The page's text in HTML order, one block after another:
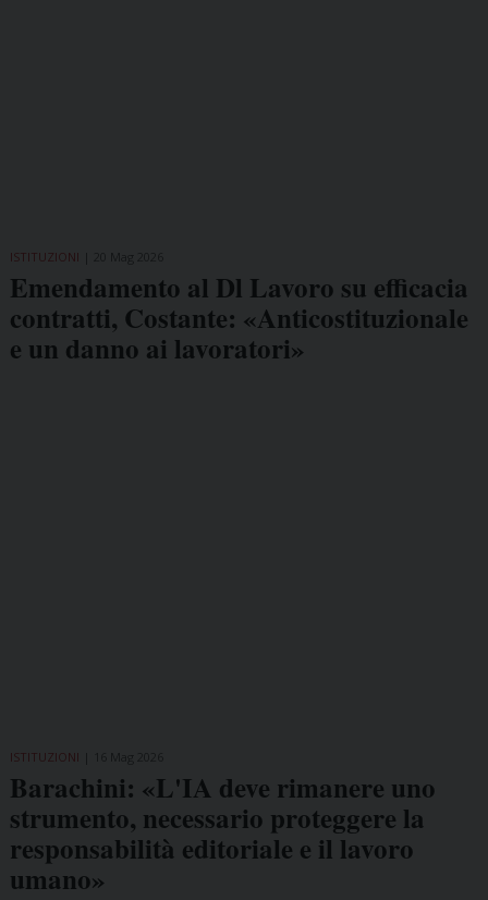
ISTITUZIONI
Emendamento al Dl Lavoro su efficacia
contratti, Costante: «Anticostituzionale
e un danno ai lavoratori»
ISTITUZIONI
Barachini: «L'IA deve rimanere uno
strumento, necessario proteggere la
responsabilità editoriale e il lavoro
umano»